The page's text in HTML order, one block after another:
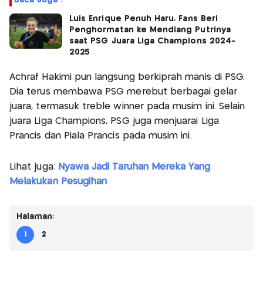
Luis Enrique Penuh Haru, Fans Beri
Penghormatan ke Mendiang Putrinya
saat PSG Juara Liga Champions 2024-
2025
Achraf Hakimi pun langsung berkiprah manis di PSG.
Dia terus membawa PSG merebut berbagai gelar
juara, termasuk treble winner pada musim ini. Selain
juara Liga Champions, PSG juga menjuarai Liga
Prancis dan Piala Prancis pada musim ini.
Lihat juga: Nyawa Jadi Taruhan Mereka Yang
Melakukan Pesugihan
Halaman:
1 2